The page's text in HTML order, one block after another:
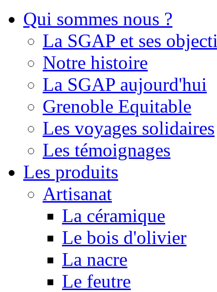
Qui sommes nous ?
La SGAP et ses
Notre histoire
La SGAP aujourd'hui
Grenoble Equitable
Les voyages solidaires
Les témoignages
Les produits
Artisanat
La céramique
Le bois d'olivier
La nacre
Le feutre